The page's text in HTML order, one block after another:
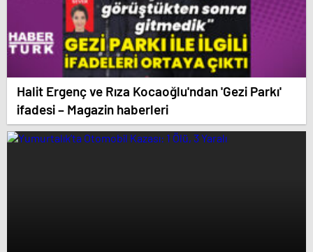
Halit Ergenç ve Rıza Kocaoğlu'ndan 'Gezi Parkı'
ifadesi – Magazin haberleri